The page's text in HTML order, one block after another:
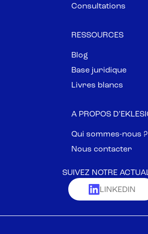
Consultations
RESSOURCES
Blog
Base juridique
Livres blancs
A PROPOS
Qui sommes-nous ?
Nous contacter
SUIVEZ NOTRE
LINKEDIN